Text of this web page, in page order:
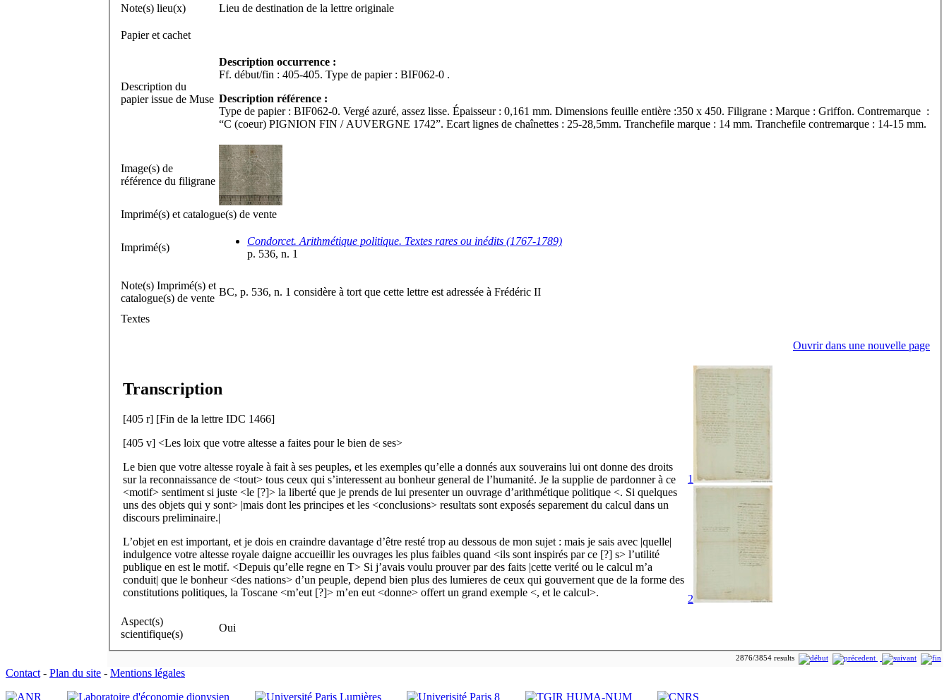
Note(s) lieu(x) Lieu de destination de la lettre originale
Papier et cachet
Description du
papier issue de Muse
Description occurrence :
Ff. début/fin : 405-405. Type de papier : BIF062-0 .
Description référence :
Type de papier : BIF062-0. Vergé azuré, assez lisse. Épaisseur : 0,161 mm. Dimensions feuille entière :350 x 450. Filigrane : Marque : Griffon. Contremarque :
“C (coeur) PIGNION FIN / AUVERGNE 1742”. Ecart lignes de chaînettes : 25-28,5mm. Tranchefile marque : 14 mm. Tranchefile contremarque : 14-15 mm.
Image(s) de
référence du filigrane
Imprimé(s) et catalogue(s) de vente
Imprimé(s)
Condorcet. Arithmétique politique. Textes rares ou inédits (1767-1789)
p. 536, n. 1
Note(s) Imprimé(s) et
catalogue(s) de vente
BC, p. 536, n. 1 considère à tort que cette lettre est adressée à Frédéric II
Textes
Ouvrir dans une nouvelle page
Transcription
[405 r] [Fin de la lettre IDC 1466]
[405 v] <Les loix que votre altesse a faites pour le bien de ses>
Le bien que votre altesse royale à fait à ses peuples, et les exemples qu’elle a donnés aux souverains lui ont donne des droits
sur la reconnaissance de <tout> tous ceux qui s’interessent au bonheur general de l’humanité. Je la supplie de pardonner à ce
<motif> sentiment si juste <le [?]> la liberté que je prends de lui presenter un ouvrage d’arithmétique politique <. Si quelques
uns des objets qui y sont> |mais dont les principes et les <conclusions> resultats sont exposés separement du calcul dans un
discours preliminaire.|
L’objet en est important, et je dois en craindre davantage d’être resté trop au dessous de mon sujet : mais je sais avec |quelle|
indulgence votre altesse royale daigne accueillir les ouvrages les plus faibles quand <ils sont inspirés par ce [?] s> l’utilité
publique en est le motif. <Depuis qu’elle regne en T> Si j’avais voulu prouver par des faits |cette verité ou le calcul m’a
conduit| que le bonheur <des nations> d’un peuple, depend bien plus des lumieres de ceux qui gouvernent que de la forme des
constitutions politiques, la Toscane <m’eut [?]> m’en eut <donne> offert un grand exemple <, et le calcul>.
1
2
Aspect(s)
scientifique(s)
Oui
2876/3854 results
Contact - Plan du site - Mentions légales